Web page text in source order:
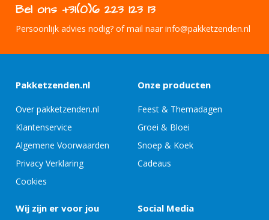
Bel ons +31(0)6 223 123 13
Persoonlijk advies nodig? of mail naar info@pakketzenden.nl
Pakketzenden.nl
Over pakketzenden.nl
Klantenservice
Algemene Voorwaarden
Privacy Verklaring
Cookies
Onze producten
Feest & Themadagen
Groei & Bloei
Snoep & Koek
Cadeaus
Wij zijn er voor jou Social Media